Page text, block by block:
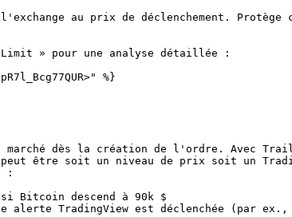
au prix de déclenchement. Protège
» pour une analyse détaillée :
%}
marché dès la création de l'ordre. Avec
être soit un niveau de prix soit un
:
Bitcoin descend à 90k $
TradingView est déclenchée (par ex.,